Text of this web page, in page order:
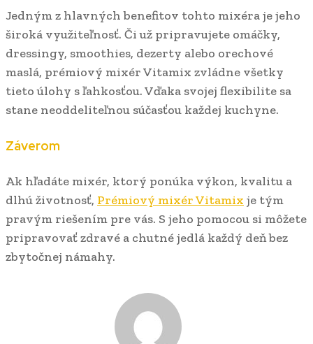
Jedným z hlavných benefitov tohto mixéra je jeho
široká využiteľnosť. Či už pripravujete omáčky,
dressingy, smoothies, dezerty alebo orechové
maslá, prémiový mixér Vitamix zvládne všetky
tieto úlohy s ľahkosťou. Vďaka svojej flexibilite sa
stane neoddeliteľnou súčasťou každej kuchyne.
Záverom
Ak hľadáte mixér, ktorý ponúka výkon, kvalitu a
dlhú životnosť, Prémiový mixér Vitamix je tým
pravým riešením pre vás. S jeho pomocou si môžete
pripravovať zdravé a chutné jedlá každý deň bez
zbytočnej námahy.